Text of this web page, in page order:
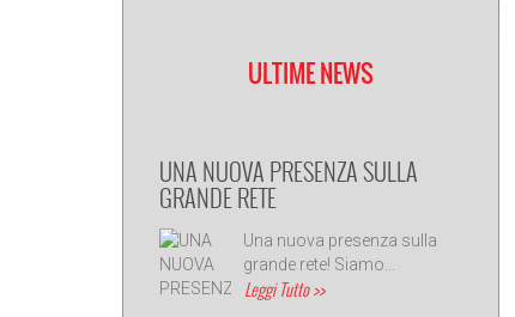
ULTIME NEWS
UNA NUOVA PRESENZA SULLA
GRANDE RETE
Una nuova presenza sulla
grande rete! Siamo...
Leggi Tutto >>